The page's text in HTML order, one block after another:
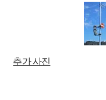
추가 사진